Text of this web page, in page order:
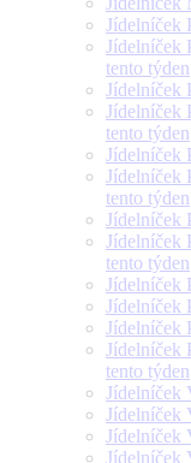
Jídelníček
Jídelníček
tento týden
Jídelníček
Jídelníček
tento týden
Jídelníček
Jídelníček
tento týden
Jídelníček
Jídelníček
tento týden
Jídelníček
Jídelníček
Jídelníček
Jídelníček
tento týden
Jídelníček
Jídelníček
Jídelníček
Jídelníček